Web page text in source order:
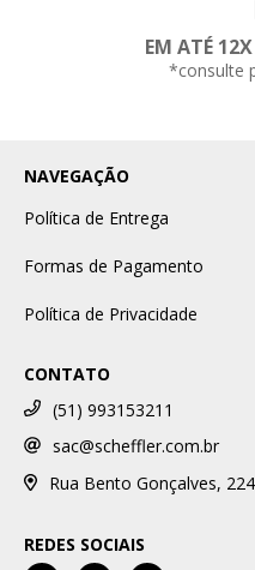
EM ATÉ
*consulte
NAVEGAÇÃO
Política de Entrega
Formas de Pagamento
Política de Privacidade
CONTATO
(51) 993153211
sac@scheffler.com.br
Rua Bento Gonçalves,
REDES SOCIAIS